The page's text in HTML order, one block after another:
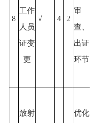
8
工作
人员
证变
更
√ 4 2
审
查、
出证
环节
放射
优化